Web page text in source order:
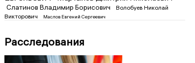
Слатинов Владимир Борисович
Волобуев Николай
Викторович
Маслов Евгений Сергеевич
Расследования